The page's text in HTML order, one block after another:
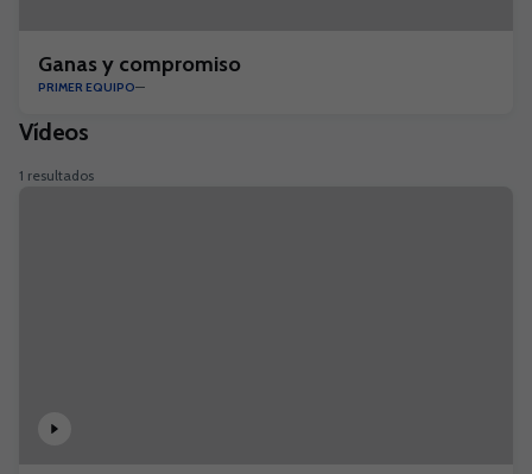
Ganas y compromiso
PRIMER EQUIPO
Vídeos
1 resultados